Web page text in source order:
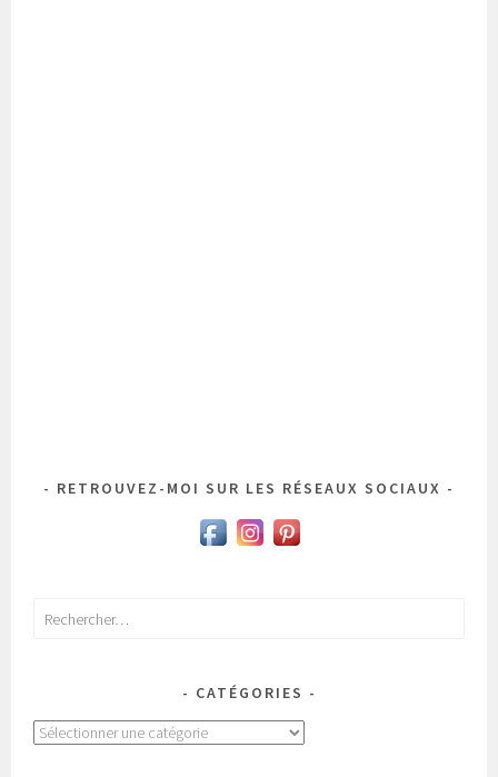
RETROUVEZ-MOI SUR LES RÉSEAUX SOCIAUX
Rechercher :
CATÉGORIES
Catégories